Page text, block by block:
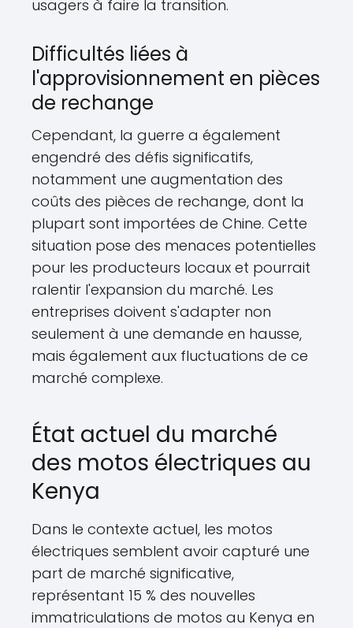
usagers à faire la transition.
Difficultés liées à
l'approvisionnement en pièces
de rechange
Cependant, la guerre a également
engendré des défis significatifs,
notamment une augmentation des
coûts des pièces de rechange, dont la
plupart sont importées de Chine. Cette
situation pose des menaces potentielles
pour les producteurs locaux et pourrait
ralentir l'expansion du marché. Les
entreprises doivent s'adapter non
seulement à une demande en hausse,
mais également aux fluctuations de ce
marché complexe.
État actuel du marché
des motos électriques au
Kenya
Dans le contexte actuel, les motos
électriques semblent avoir capturé une
part de marché significative,
représentant 15 % des nouvelles
immatriculations de motos au Kenya en